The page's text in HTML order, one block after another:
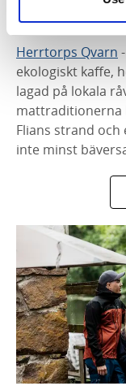
Herrtorps
Herrtorps Qvarn
ekologiskt kaffe,
lagad på lokala
mattraditionerna
Flians strand
inte minst